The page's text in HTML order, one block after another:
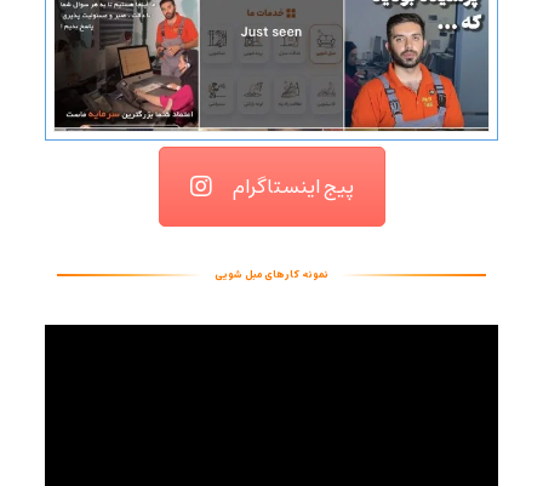
پیج اینستاگرام
نمونه کارهای مبل شویی